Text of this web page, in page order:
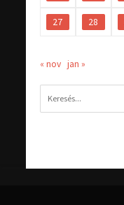
27 28
« nov jan »